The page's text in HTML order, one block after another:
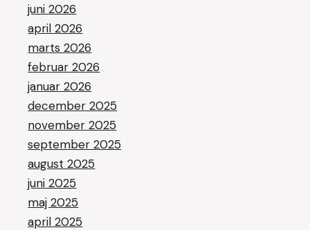
juni 2026
april 2026
marts 2026
februar 2026
januar 2026
december 2025
november 2025
september 2025
august 2025
juni 2025
maj 2025
april 2025